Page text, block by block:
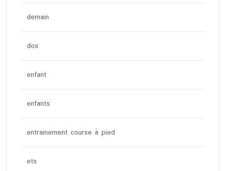
demain
dos
enfant
enfants
entrainement course à pied
ets